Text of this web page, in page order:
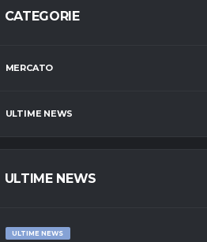
CATEGORIE
MERCATO
ULTIME NEWS
ULTIME NEWS
ULTIME NEWS